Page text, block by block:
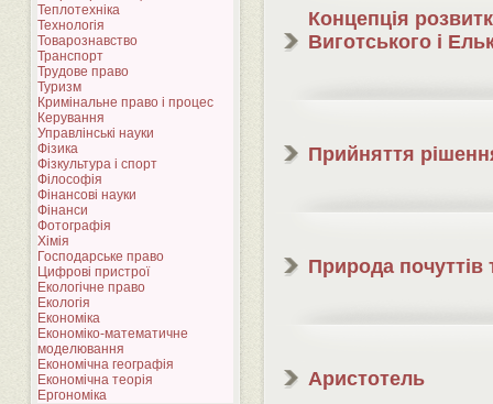
Теплотехніка
Технологія
Товарознавство
Транспорт
Трудове право
Туризм
Кримінальне право і процес
Керування
Управлінські науки
Фізика
Фізкультура і спорт
Філософія
Фінансові науки
Фінанси
Фотографія
Хімія
Господарське право
Цифрові пристрої
Екологічне право
Екологія
Економіка
Економіко-математичне
моделювання
Економічна географія
Економічна теорія
Ергономіка
Концепція
Виготського і
Прийняття
Природа почуттів
Аристотель